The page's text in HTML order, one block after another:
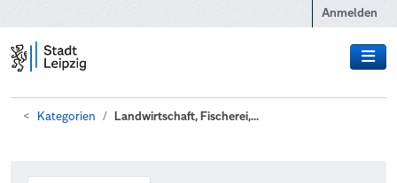
Anmelden
Kategorien Landwirtschaft, Fischerei,...